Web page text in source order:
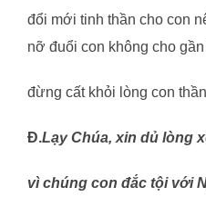
đổi mới tinh thần cho con
nỡ đuổi con không cho
đừng cất khỏi lòng con
Đ.Lạy Chúa, xin dủ lòng
vì chúng con đắc tội với